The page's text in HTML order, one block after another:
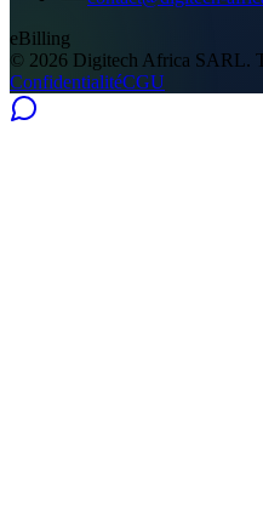
eBilling
© 2026 Digitech Africa SARL.
ConfidentialitéCGU